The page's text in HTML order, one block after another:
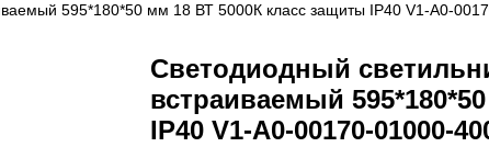
595*180*50 мм 18 ВТ 5000К класс защиты IP40 V1-A0-
Светодиодный
встраиваемый
IP40 V1-A0-00170-01000-